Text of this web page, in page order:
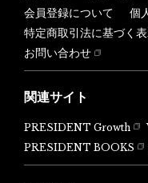
会員登録について
個
特定商取引法に基づく
お問い合わせ
関連サイト
PRESIDENT Growth
PRESIDENT BOOKS